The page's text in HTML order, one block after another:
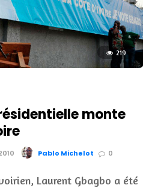
219
monte
Pablo Michelot 0
Laurent Gbagbo a été